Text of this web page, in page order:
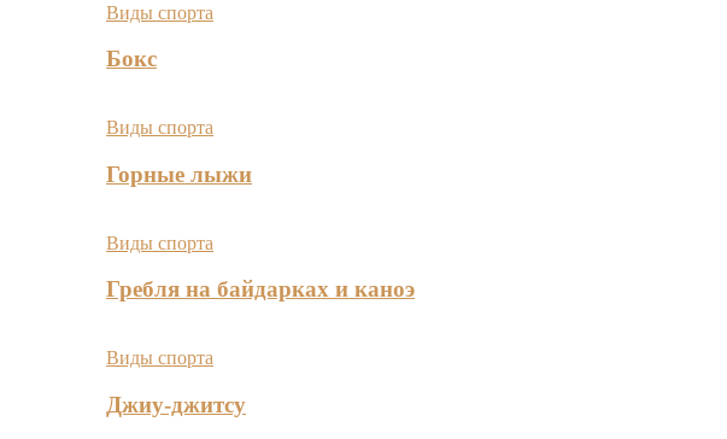
Виды спорта
Бокс
Виды спорта
Горные лыжи
Виды спорта
Гребля на байдарках и каноэ
Виды спорта
Джиу-джитсу